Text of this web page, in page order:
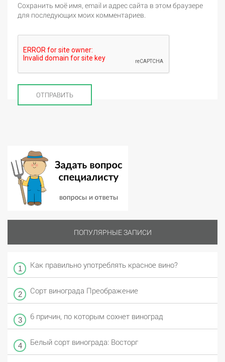
Сохранить моё имя, email и адрес сайта в этом браузере
для последующих моих комментариев.
ПОПУЛЯРНЫЕ ЗАПИСИ
Как правильно употреблять красное вино?
Сорт винограда Преображение
6 причин, по которым сохнет виноград
Белый сорт винограда: Восторг